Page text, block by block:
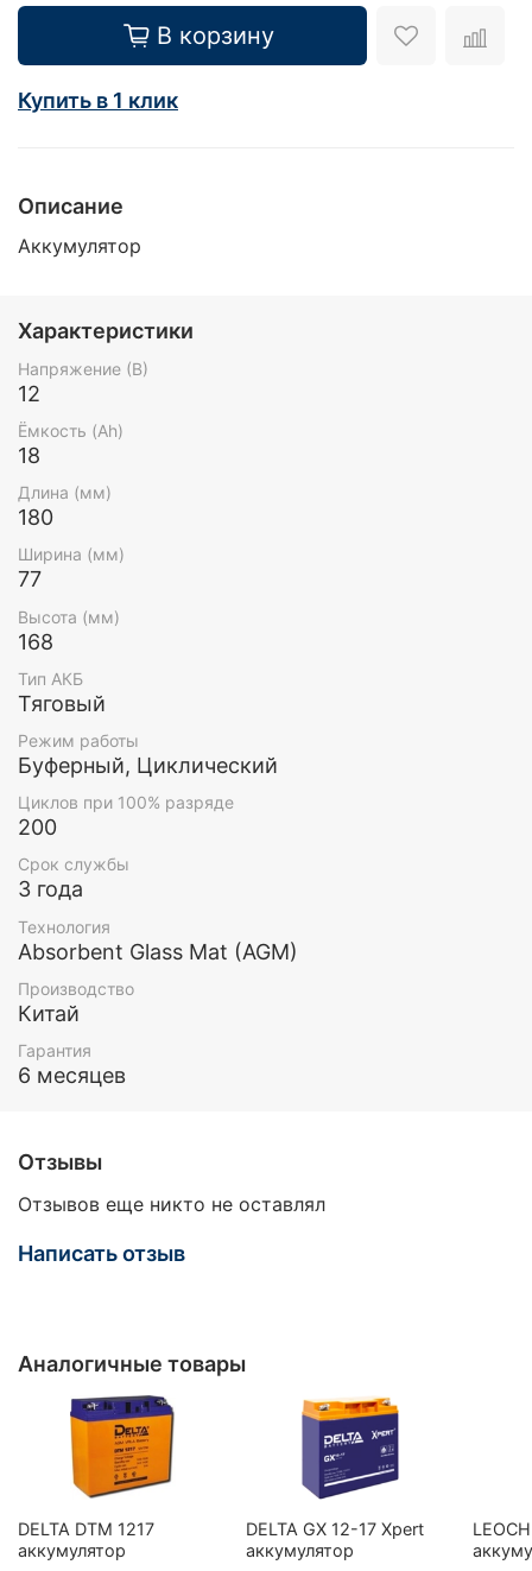
В корзину
Купить в 1 клик
Описание
Аккумулятор
Характеристики
Напряжение (В)
12
Ёмкость (Ah)
18
Длина (мм)
180
Ширина (мм)
77
Высота (мм)
168
Тип АКБ
Тяговый
Режим работы
Буферный, Циклический
Циклов при 100% разряде
200
Срок службы
3 года
Технология
Absorbent Glass Mat (AGM)
Производство
Китай
Гарантия
6 месяцев
Отзывы
Отзывов еще никто не оставлял
Написать отзыв
Аналогичные товары
DELTA DTM 1217
аккумулятор
DELTA GX 12-17 Xpert
аккумулятор